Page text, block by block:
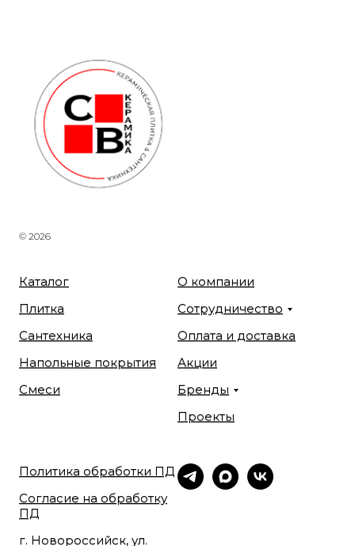
© 2026
Каталог
Плитка
Сантехника
Напольные покрытия
Смеси
О компании
Сотрудничество
Оплата и доставка
Акции
Бренды
Проекты
Политика обработки ПД
Согласие на обработку
ПД
г. Новороссийск, ул.